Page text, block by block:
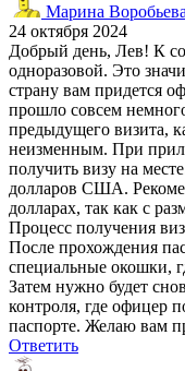
Марина Воробьева
24 октября 2024
Добрый день, Лев! К
одноразовой. Это
страну вам придется
прошло совсем
предыдущего визита,
неизменным. При
получить визу на
долларов США.
долларах, так как с
Процесс получения
После прохождения
специальные окошки,
Затем нужно будет
контроля, где офицер
паспорте. Желаю вам
Ответить